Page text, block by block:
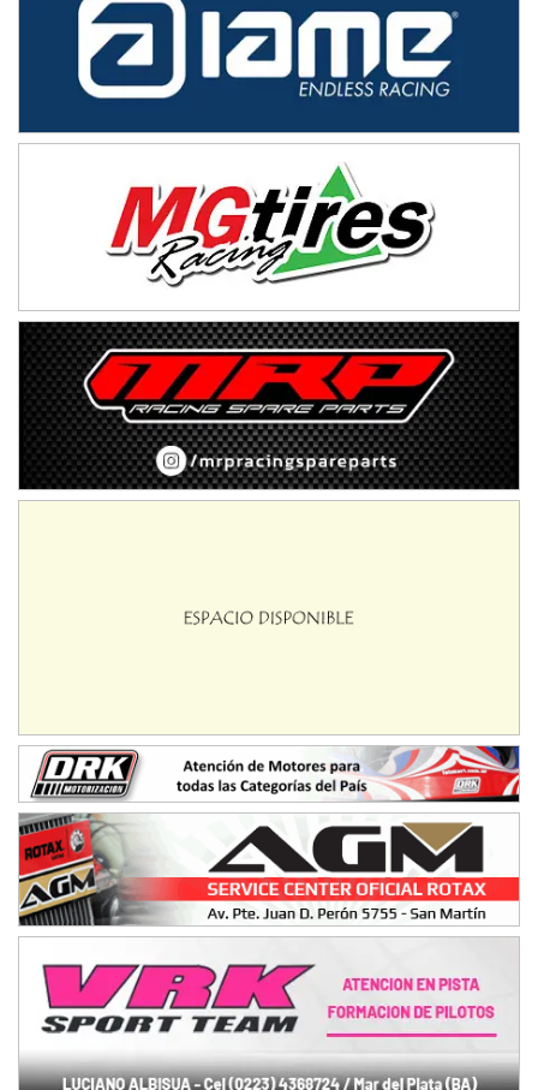
NORESTE SANTAFESINO - F6
Ciudad de Avellaneda (Asfalto)
Avellaneda (Santa Fe)
SUR SANTAFESINO - F4
TUCUMANO - F5
Juan Navarro (Asfalto)
El Timbó (Tucumán)